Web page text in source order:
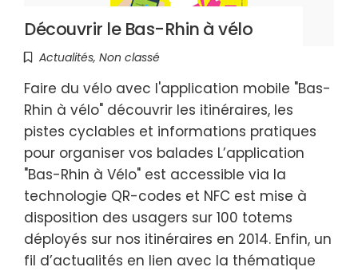
Découvrir le Bas-Rhin à vélo
Actualités, Non classé
Faire du vélo avec l'application mobile "Bas-
Rhin à vélo" découvrir les itinéraires, les
pistes cyclables et informations pratiques
pour organiser vos balades L’application
"Bas-Rhin à Vélo" est accessible via la
technologie QR-codes et NFC est mise à
disposition des usagers sur 100 totems
déployés sur nos itinéraires en 2014. Enfin, un
fil d’actualités en lien avec la thématique